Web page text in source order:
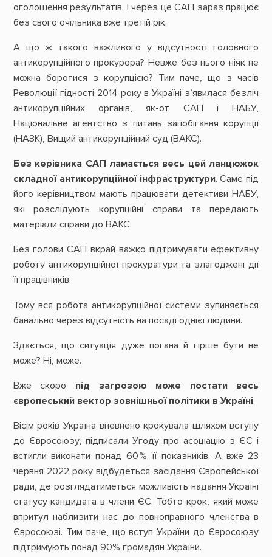
оголошення результатів. І через це САП зараз працює
без свого очільника вже третій рік.
А що ж такого важливого у відсутності головного
антикорупційного прокурора? Невже без нього ніяк не
можна боротися з корупцією? Тим паче, що з часів
Революції гідності 2014 року в Україні з’явилася безліч
антикорупційних органів, як-от САП і НАБУ,
Національне агентство з питань запобігання корупції
(НАЗК), Вищий антикорупційний суд (ВАКС).
Без керівника САП ламається весь цей ланцюжок
складної антикорупційної інфраструктури. Саме під
його керівництвом мають працювати детективи НАБУ,
які розслідують корупційні справи та передають
матеріали справи до ВАКС.
Без голови САП вкрай важко підтримувати ефективну
роботу антикорупційної прокуратури та злагоджені дії
її працівників.
Тому вся робота антикорупційної системи зупиняється
банально через відсутність на посаді однієї людини.
Здається, що ситуація дуже погана й гірше бути не
може? Ні, може.
Вже скоро під загрозою може постати весь
європеський вектор зовнішньої політики в Україні.
Вісім років Україна впевнено крокувала шляхом вступу
до Євросоюзу, підписали Угоду про асоціацію з ЄС і
встигли виконати понад 60 % її показників. А вже 23
червня 2022 року відбудеться засідання Європейської
ради, де розглядатиметься можливість надання Україні
статусу кандидата в члени ЄС. Тобто крок, який може
впритул наблизити нас до повноправного членства в
Євросоюзі. Тим паче, що вступ України до Євросоюзу
підтримують понад 90% громадян України.